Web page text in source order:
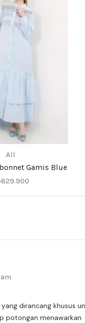
All
Gamis Blue
829.900
dirancang khusus
potongan menawarkan